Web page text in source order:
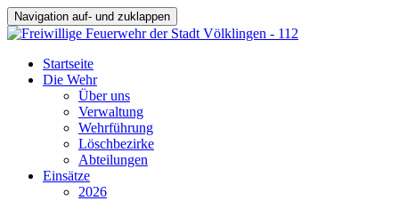
Navigation auf- und zuklappen
Startseite
Die Wehr
Über uns
Verwaltung
Wehrführung
Löschbezirke
Abteilungen
Einsätze
2026